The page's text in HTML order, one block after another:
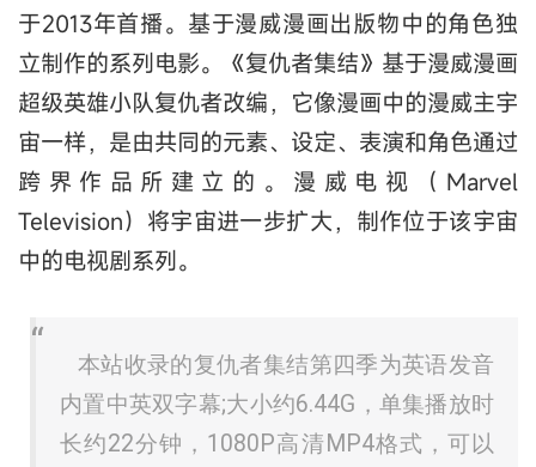
于2013年首播。基于漫威漫画出版物中的角色独
立制作的系列电影。《复仇者集结》基于漫威漫画
超级英雄小队复仇者改编，它像漫画中的漫威主宇
宙一样，是由共同的元素、设定、表演和角色通过
跨界作品所建立的。漫威电视（Marvel
Television）将宇宙进一步扩大，制作位于该宇宙
中的电视剧系列。
本站收录的复仇者集结第四季为英语发音
内置中英双字幕;大小约6.44G，单集播放时
长约22分钟，1080P高清MP4格式，可以